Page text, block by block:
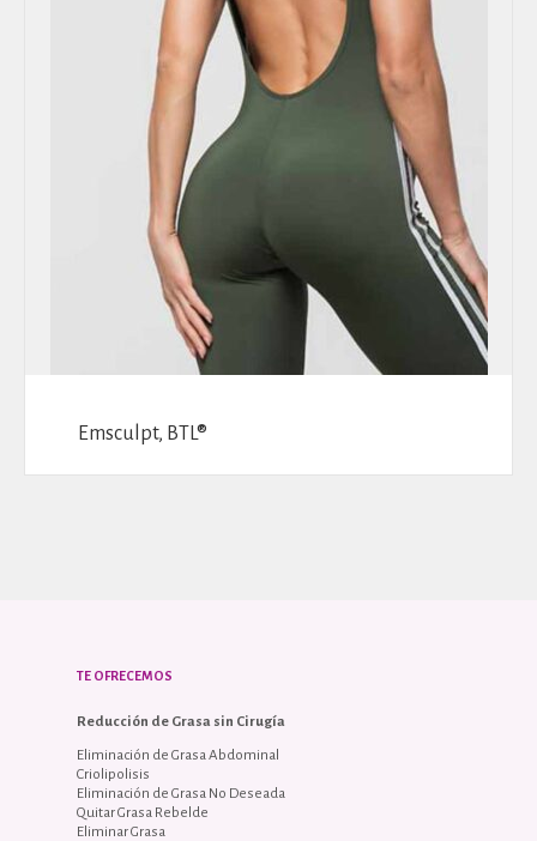
TECNOLOGÍA
Emsculpt, BTL®
TE OFRECEMOS
Reducción de Grasa sin Cirugía
Eliminación de Grasa Abdominal
Criolipolisis
Eliminación de Grasa No Deseada
Quitar Grasa Rebelde
Eliminar Grasa